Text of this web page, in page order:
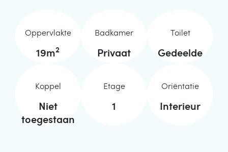
Oppervlakte
19m2
Badkamer
Privaat
Toilet
Gedeelde
Koppel
Niet
toegestaan
Etage
1
Oriëntatie
Interieur